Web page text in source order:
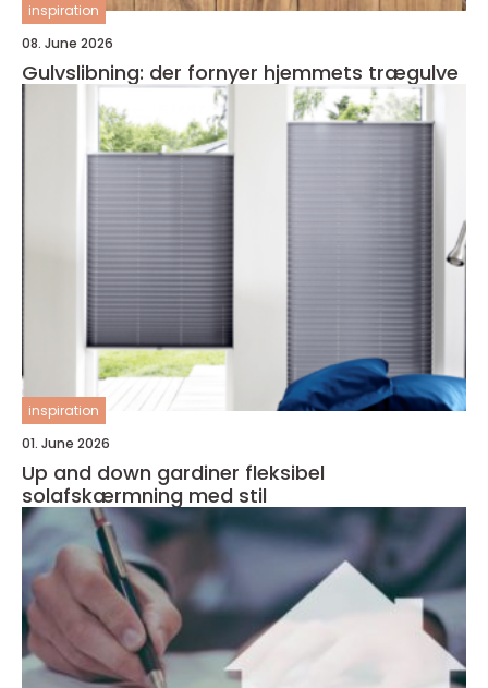
inspiration
08. June 2026
Gulvslibning: der fornyer hjemmets trægulve
inspiration
01. June 2026
Up and down gardiner fleksibel
solafskærmning med stil